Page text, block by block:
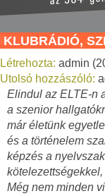
KLUBRÁDIÓ,
Létrehozta: admin
Utolsó hozzászóló:
Elindul az ELTE-n
a szenior
már életünk
és a történelem
képzés a
Még nem minden